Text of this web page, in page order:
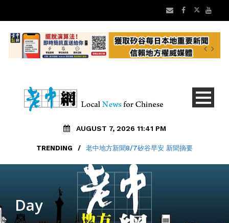
AUGUST 7, 2026 11:41 PM
TRENDING / 老中地方新聞8/7矽谷早安 新聞摘要
TRENDING / OAKLAND學生新學期在校禁用手機
Day